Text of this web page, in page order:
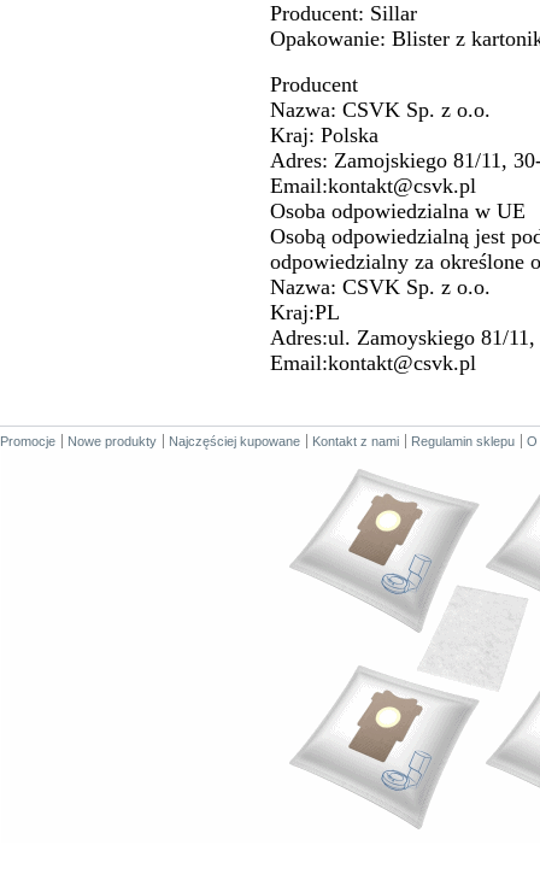
Producent: Sillar
Opakowanie: Blister z
Producent
Nazwa: CSVK Sp. z o.o.
Kraj: Polska
Adres: Zamojskiego 81/11,
Email:kontakt@csvk.pl
Osoba odpowiedzialna w UE
Osobą odpowiedzialną jest
odpowiedzialny za określone
Nazwa: CSVK Sp. z o.o.
Kraj:PL
Adres:ul. Zamoyskiego 81/
Email:kontakt@csvk.pl
Promocje Nowe produkty Najczęściej kupowane Kontakt z nami Regulamin sklepu O